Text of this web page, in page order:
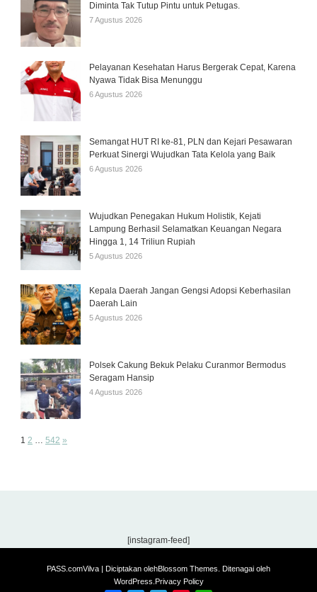
Diminta Tak Tutup Pintu untuk Petugas.
7 Agustus 2026
Pelayanan Kesehatan Harus Bergerak Cepat, Karena
Nyawa Tidak Bisa Menunggu
6 Agustus 2026
Semangat HUT RI ke-81, PLN dan Kejari Pesawaran
Perkuat Sinergi Wujudkan Tata Kelola yang Baik
6 Agustus 2026
Wujudkan Penegakan Hukum Holistik, Kejati
Lampung Berhasil Selamatkan Keuangan Negara
Hingga 1, 14 Triliun Rupiah
5 Agustus 2026
Kepala Daerah Jangan Gengsi Adopsi Keberhasilan
Daerah Lain
5 Agustus 2026
Polsek Cakung Bekuk Pelaku Curanmor Bermodus
Seragam Hansip
4 Agustus 2026
Page:
1 2 … 542 Next
»
[instagram-feed]
PASS.comVilva | Diciptakan olehBlossom Themes . Ditenagai oleh
WordPress Privacy Policy